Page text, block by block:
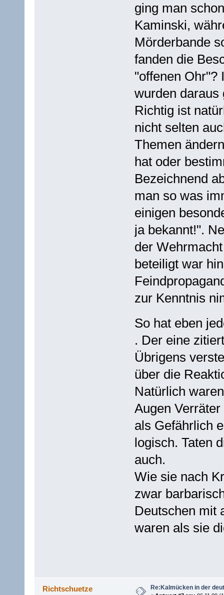
ging man
Kaminski,
Mörderbande
fanden die
"offenen Ohr"?
wurden daraus
Richtig ist
nicht selten
Themen
hat oder
Bezeichnend
man so was
einigen
ja bekannt!".
der
beteiligt war
zur Kenntnis
So hat eben
. Der eine
Übrigens
über die
Natürlich
Augen
als Gefährlich
logisch. Taten
auch.
Wie sie nach
zwar
Deutschen mit
waren als sie
Richtschuetze Re:Kalmücken in der